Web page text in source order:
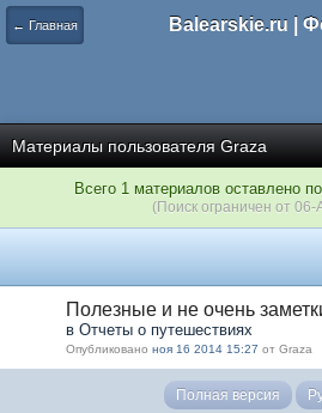
← Главная Balearskie.ru |
Материалы пользователя Graza
Всего 1 материалов оставлено
(Поиск ограничен от 06-
Полезные и не очень
в Отчеты о путешествиях
Опубликовано ноя 16 2014 15:27 от Graza
Полная версия